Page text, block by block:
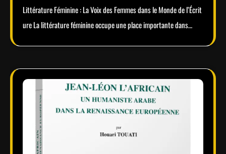
Littérature Féminine : La Voix des Femmes dans le Monde de l’Écrit
ure La littérature féminine occupe une place importante dans…